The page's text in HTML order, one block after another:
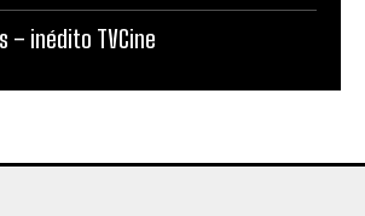
– inédito TVCine